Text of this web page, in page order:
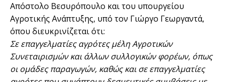
Απόστολο Βεσυρόπουλο και του υπουργείου
Αγροτικής Ανάπτυξης, υπό τον Γιώργο Γεωργαντά,
όπου διευκρινίζεται ότι:
Σε επαγγελματίες αγρότες μέλη Αγροτικών
Συνεταιρισμών και άλλων συλλογικών φορέων, όπως
οι ομάδες παραγωγών, καθώς και σε επαγγελματίες